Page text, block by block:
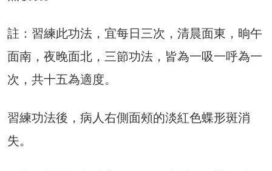
註：習練此功法，宜每日三次，清晨面東，晌午
面南，夜晚面北，三節功法，皆為一吸一呼為一
次，共十五為適度。
習練功法後，病人右側面頰的淡紅色蝶形斑消
失。